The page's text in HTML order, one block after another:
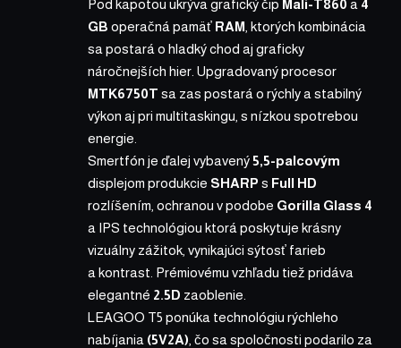
Pod kapotou ukrýva grafický čip Mali-T860 a 4
GB operačná pamäť RAM , ktorých kombinácia
sa postará o hladký chod aj graficky
náročnejších hier. Upgradovaný procesor
MTK6750T sa zas postará o rýchly a stabilný
výkon aj pri multitaskingu, s nízkou spotrebou
energie.
Smertfón je ďalej vybavený5,5-palcovým
displejom produkcie SHARP s Full HD
rozlíšením, ochranou v podobe Gorilla Glass 4
a IPS technológiou ktorá poskytuje krásny
vizuálny zážitok, vynikajúci sýtosť farieb
a kontrast. Prémiovému vzhľadu tiež pridáva
elegantné 2.5D zaoblenie.
LEAGOO T5 ponúka technológiu rýchleho
nabíjania (5V2A) , čo sa spoločnosti podarilo za